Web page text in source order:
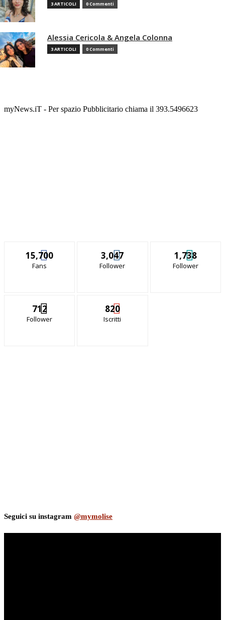
3 ARTICOLI 0 Commenti
Alessia Cericola & Angela Colonna
3 ARTICOLI 0 Commenti
myNews.iT - Per spazio Pubblicitario chiama il 393.5496623
15,700
Fans
3,047
Follower
1,738
Follower
712
Follower
820
Iscritti
Seguici su instagram @mymolise